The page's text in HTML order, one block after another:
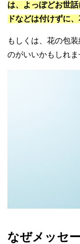
は、よっぽどお世
ドなどは付けずに
もしくは、花の包
のがいいかもしれま
なぜメッセ